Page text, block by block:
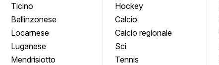
Ticino
Bellinzonese
Locarnese
Luganese
Mendrisiotto
Hockey
Calcio
Calcio regionale
Sci
Tennis